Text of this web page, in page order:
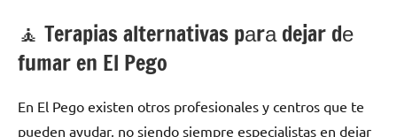
🧘 ‍Terapias alternativas pаrа dejar dе
fumar en El Pego
En El Pego existen otros profesionales у centros quе te
pueden ayudar, no siendo siempre especialistas en dejar